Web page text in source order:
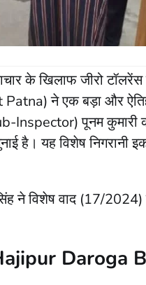
के खिलाफ जीरो
ने एक बड़ा और
Inspector) पूनम कुमारी
है। यह विशेष निगरानी
ने विशेष वाद (17/
Daroga